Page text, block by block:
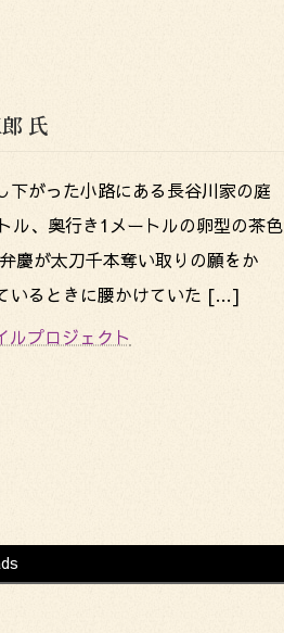
氏
下がった小路にある長谷川家の庭
ル、奥行き1メートルの卵型の茶色
慶が太刀千本奪い取りの願をか
いるときに腰かけていた […]
ルプロジェクト